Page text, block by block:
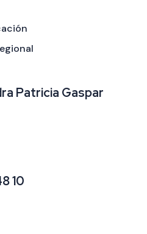
Patricia Gaspar
10